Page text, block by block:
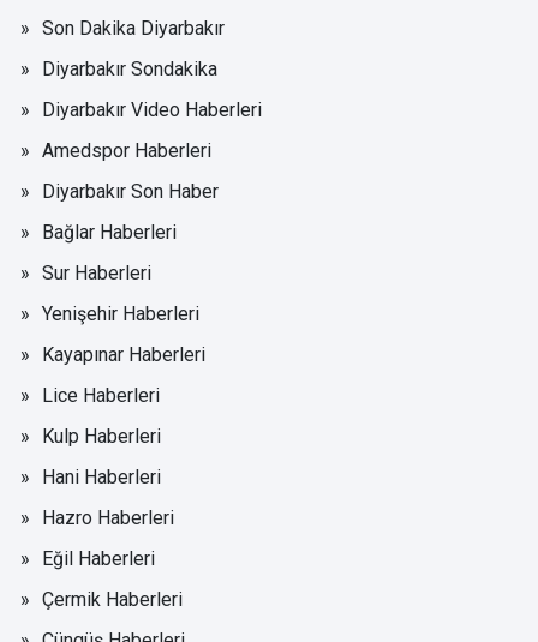
Son Dakika Diyarbakır
Diyarbakır Sondakika
Diyarbakır Video Haberleri
Amedspor Haberleri
Diyarbakır Son Haber
Bağlar Haberleri
Sur Haberleri
Yenişehir Haberleri
Kayapınar Haberleri
Lice Haberleri
Kulp Haberleri
Hani Haberleri
Hazro Haberleri
Eğil Haberleri
Çermik Haberleri